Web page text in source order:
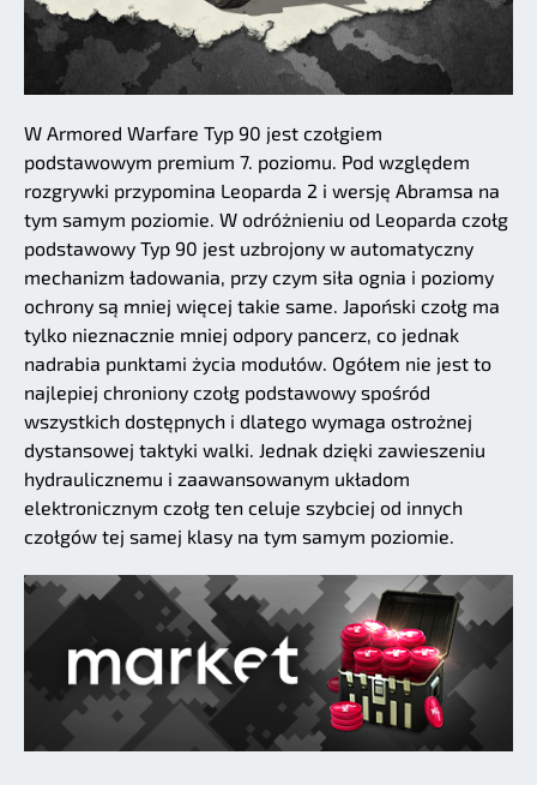
W Armored Warfare Typ 90 jest czołgiem
podstawowym premium 7. poziomu. Pod względem
rozgrywki przypomina Leoparda 2 i wersję Abramsa na
tym samym poziomie. W odróżnieniu od Leoparda czołg
podstawowy Typ 90 jest uzbrojony w automatyczny
mechanizm ładowania, przy czym siła ognia i poziomy
ochrony są mniej więcej takie same. Japoński czołg ma
tylko nieznacznie mniej odpory pancerz, co jednak
nadrabia punktami życia modułów. Ogółem nie jest to
najlepiej chroniony czołg podstawowy spośród
wszystkich dostępnych i dlatego wymaga ostrożnej
dystansowej taktyki walki. Jednak dzięki zawieszeniu
hydraulicznemu i zaawansowanym układom
elektronicznym czołg ten celuje szybciej od innych
czołgów tej samej klasy na tym samym poziomie.